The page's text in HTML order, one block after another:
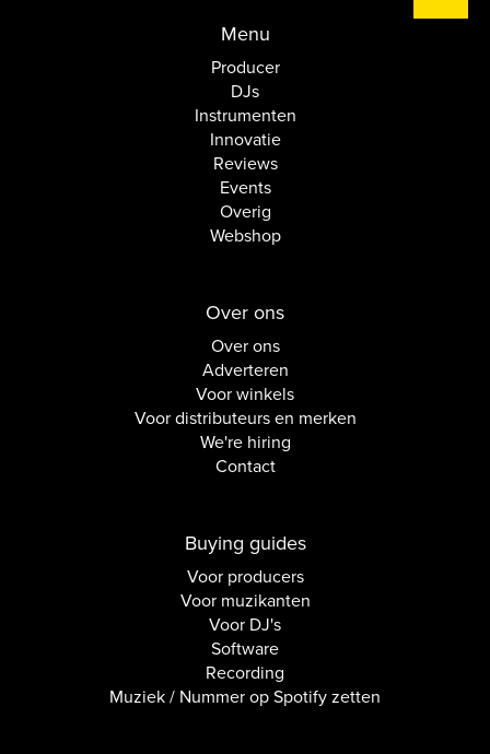
Menu
Producer
DJs
Instrumenten
Innovatie
Reviews
Events
Overig
Webshop
Over ons
Over ons
Adverteren
Voor winkels
Voor distributeurs en merken
We're hiring
Contact
Buying guides
Voor producers
Voor muzikanten
Voor DJ's
Software
Recording
Muziek / Nummer op Spotify zetten